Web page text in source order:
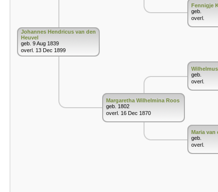
Johannes Hendricus van den
Heuvel
geb. 9 Aug 1839
overl. 13 Dec 1899
Margaretha Wilhelmina Roos
geb. 1802
overl. 16 Dec 1870
Fennigje
geb.
overl.
geb.
overl.
Maria van
geb.
overl.